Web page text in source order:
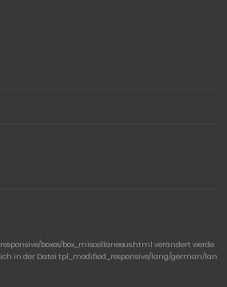
boxes/box_miscellaneous.html verändert werde
in der Datei tpl_modified_responsive/lang/german/lan